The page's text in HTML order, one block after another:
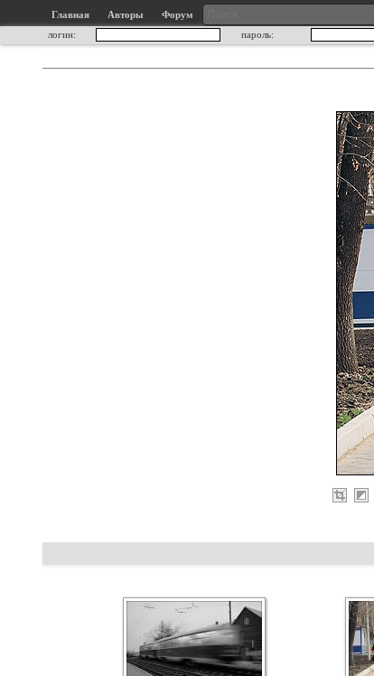
Главная Авторы
Форум
логин:
пароль: